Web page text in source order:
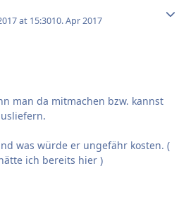
at 15:3010. Apr 2017
man da mitmachen bzw. kannst
was würde er ungefähr kosten. (
ich bereits hier )